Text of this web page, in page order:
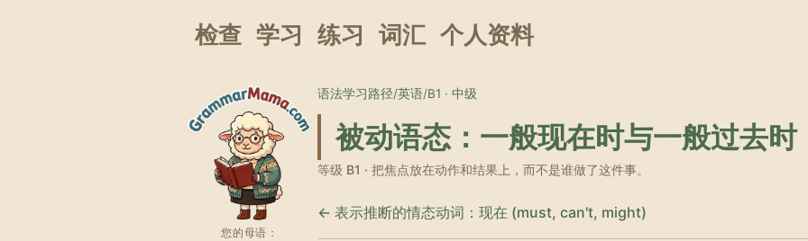
检查 学习 练习 词汇 个人资料
您的母语：
语法学习路径/英语/B1 · 中级
被动语态：一般现在时与一般过去时
等级 B1 · 把焦点放在动作和结果上，而不是谁做了这件事。
← 表示推断的情态动词：现在 (must, can't, might)